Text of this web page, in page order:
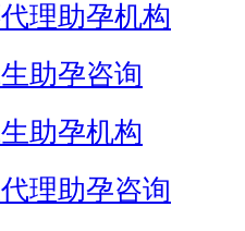
理助孕机构
助孕咨询
助孕机构
理助孕咨询